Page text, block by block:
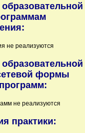
не реализуются
формы
не реализуются
практики: